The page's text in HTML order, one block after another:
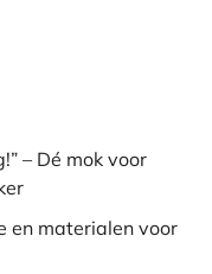
– Dé mok voor
en materialen voor